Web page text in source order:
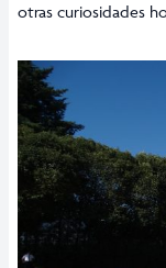
otras curiosidades